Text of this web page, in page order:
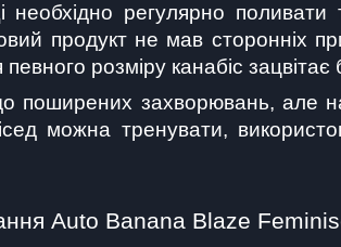
регулярно
продукт не мав сторонніх
певного розміру канабіс
поширених захворювань, але
можна тренувати,
Auto Banana Blaze